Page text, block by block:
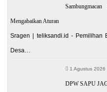
Mengabaikan Aturan
Sragen | teliksandi.id - Pemilihan
Desa…
1 Agustus 2026
DPW SAPU